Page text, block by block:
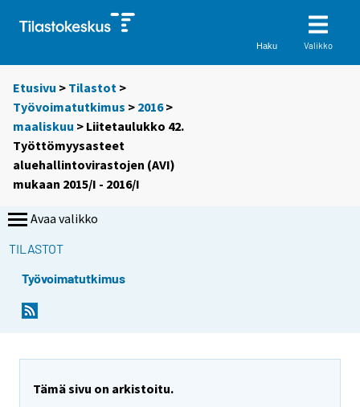
Haku Valikko
Etusivu > Tilastot >
Työvoimatutkimus > 2016>
maaliskuu > Liitetaulukko 42.
Työttömyysasteet
aluehallintovirastojen (AVI)
mukaan 2015/I - 2016/I
Avaa valikko
TILASTOT
Työvoimatutkimus
Tämä sivu on arkistoitu.